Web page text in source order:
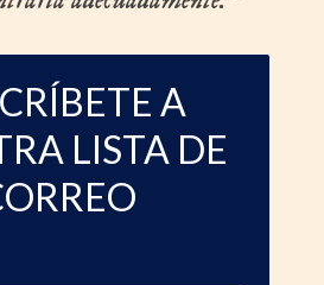
A
LISTA DE